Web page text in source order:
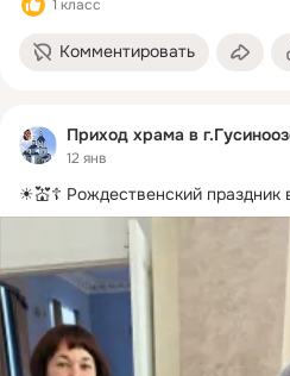
1 класс
Комментировать
Приход храма в
12 янв
☀💒☦ Рождественский праздник